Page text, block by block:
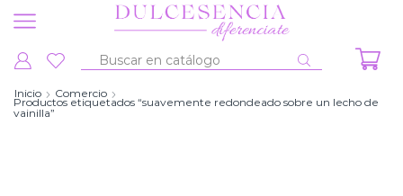
Entrada
búsqueda
Inicio Comercio
Productos etiquetados “suavemente redondeado sobre un lecho de
vainilla”